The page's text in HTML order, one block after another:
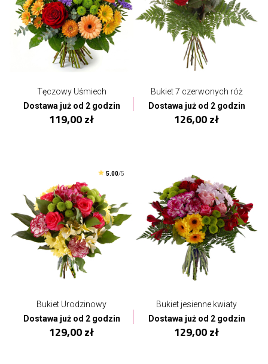
Tęczowy Uśmiech
Dostawa już od 2 godzin
119,00 zł
Bukiet 7 czerwonych róż
Dostawa już od 2 godzin
126,00 zł
5.00/5
Bukiet Urodzinowy
Dostawa już od 2 godzin
129,00 zł
Bukiet jesienne kwiaty
Dostawa już od 2 godzin
129,00 zł